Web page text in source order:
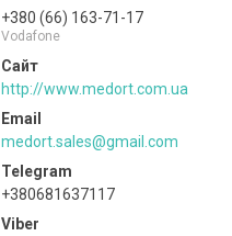
+380 (66) 163-71-17
Vodafone
http://www.medort.com.ua
medort.sales@gmail.com
+380681637117